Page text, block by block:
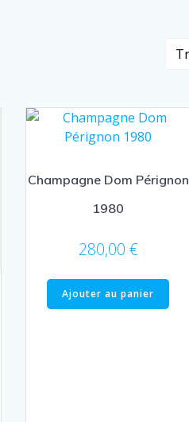
Champagne Dom Pérignon
1980
280,00 €
Ajouter au panier